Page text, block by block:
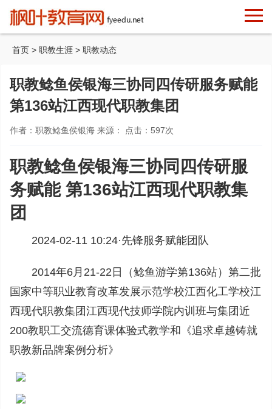
首页 > 职教生涯 > 职教动态
职教鲶鱼侯银海三协同四传研服务赋能
第136站江西现代职教集团
作者：职教鲶鱼侯银海 来源： 点击： 597次
职教鲶鱼侯银海三协同四传研服
务赋能 第136站江西现代职教集
团
2024-02-11 10:24·先锋服务赋能团队
2014年6月21-22日（鲶鱼游学第136站）第二批
国家中等职业教育改革发展示范学校江西化工学校江
西现代职教集团江西现代技师学院内训班与集团近
200教职工交流德育课体验式教学和《追求卓越铸就
职教新品牌案例分析》